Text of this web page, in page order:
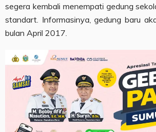
segera kembali menempati gedung
standart. Informasinya, gedung baru
bulan April 2017.